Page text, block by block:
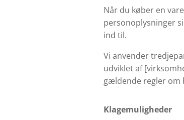
Når du køber en
personoplysninger
ind til.
Vi anvender
udviklet af
gældende regler om
Klagemuligheder